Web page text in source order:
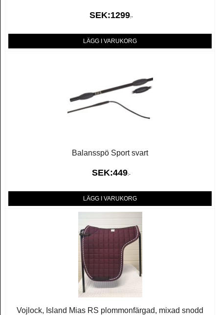
SEK:1299:-
LÄGG I VARUKORG
Balansspö Sport svart
SEK:449:-
LÄGG I VARUKORG
Vojlock, Island Mias RS plommonfärgad, mixad snodd